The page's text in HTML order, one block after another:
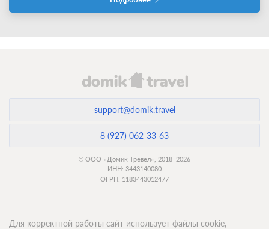
support@domik.travel
8 (927) 062-33-63
© ООО «Домик Тревел», 2018–2026
ИНН: 3443140080
ОГРН: 1183443012477
Для корректной работы сайт использует файлы cookie,